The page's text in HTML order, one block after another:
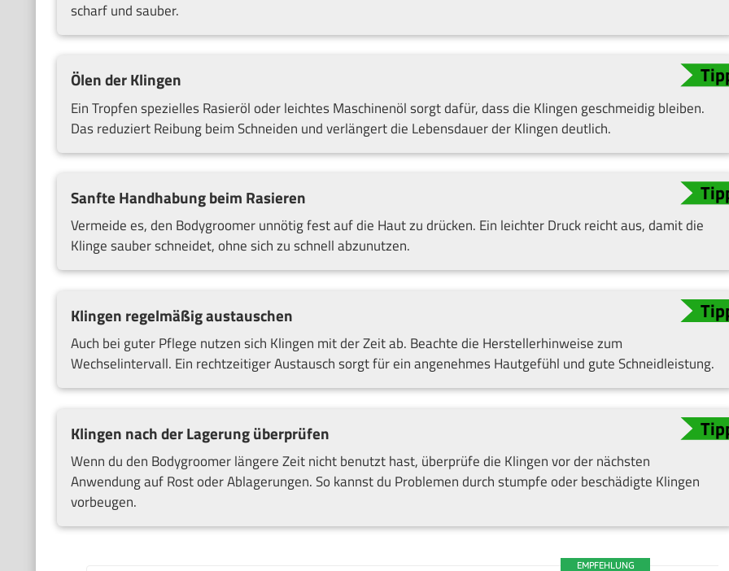
scharf und sauber.
Ölen der Klingen
Ein Tropfen spezielles Rasieröl oder leichtes Maschinenöl sorgt dafür, dass die Klingen geschmeidig bleiben.
Das reduziert Reibung beim Schneiden und verlängert die Lebensdauer der Klingen deutlich.
Sanfte Handhabung beim Rasieren
Vermeide es, den Bodygroomer unnötig fest auf die Haut zu drücken. Ein leichter Druck reicht aus, damit die
Klinge sauber schneidet, ohne sich zu schnell abzunutzen.
Klingen regelmäßig austauschen
Auch bei guter Pflege nutzen sich Klingen mit der Zeit ab. Beachte die Herstellerhinweise zum
Wechselintervall. Ein rechtzeitiger Austausch sorgt für ein angenehmes Hautgefühl und gute Schneidleistung.
Klingen nach der Lagerung überprüfen
Wenn du den Bodygroomer längere Zeit nicht benutzt hast, überprüfe die Klingen vor der nächsten
Anwendung auf Rost oder Ablagerungen. So kannst du Problemen durch stumpfe oder beschädigte Klingen
vorbeugen.
EMPFEHLUNG